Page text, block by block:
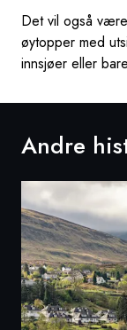
Det vil også
øytopper med
innsjøer eller
Andre